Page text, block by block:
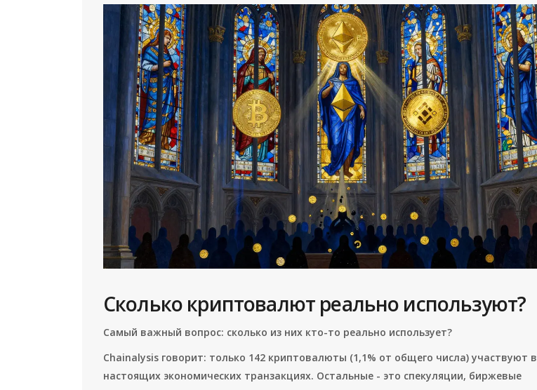
Сколько криптовалют реально используют?
Самый важный вопрос: сколько из них кто-то реально использует?
Chainalysis говорит: только 142 криптовалюты (1,1% от общего числа) участвуют в
настоящих экономических транзакциях. Остальные - это спекуляции, биржевые